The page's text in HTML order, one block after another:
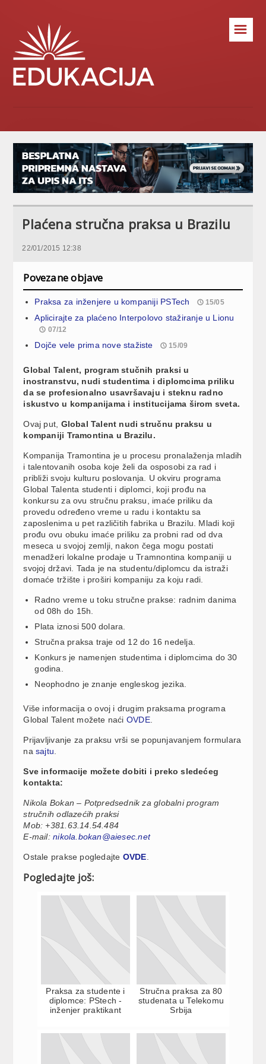
☰
Plaćena stručna praksa u Brazilu
22/01/2015 12:38
Povezane objave
Praksa za inženjere u kompaniji PSTech 15/05
Aplicirajte za plaćeno Interpolovo stažiranje u Lionu
07/12
Dojče vele prima nove stažiste 15/09
Global Talent, program stučnih praksi u
inostranstvu, nudi studentima i diplomcima priliku
da se profesionalno usavršavaju i steknu radno
iskustvo u kompanijama i institucijama širom sveta.
Ovaj put, Global Talent nudi stručnu praksu u
kompaniji Tramontina u Brazilu.
Kompanija Tramontina je u procesu pronalaženja mladih
i talentovanih osoba koje želi da osposobi za rad i
približi svoju kulturu poslovanja. U okviru programa
Global Talenta studenti i diplomci, koji prođu na
konkursu za ovu stručnu praksu, imaće priliku da
provedu određeno vreme u radu i kontaktu sa
zaposlenima u pet različitih fabrika u Brazilu. Mladi koji
prođu ovu obuku imaće priliku za probni rad od dva
meseca u svojoj zemlji, nakon čega mogu postati
menadžeri lokalne prodaje u Tramnontina kompaniji u
svojoj državi. Tada je na studentu/diplomcu da istraži
domaće tržište i proširi kompaniju za koju radi.
Radno vreme u toku stručne prakse: radnim danima
od 08h do 15h.
Plata iznosi 500 dolara.
Stručna praksa traje od 12 do 16 nedelja.
Konkurs je namenjen studentima i diplomcima do 30
godina.
Neophodno je znanje engleskog jezika.
Više informacija o ovoj i drugim praksama programa
Global Talent možete naći OVDE.
Prijavljivanje za praksu vrši se popunjavanjem formulara
nasajtu
Sve informacije možete dobiti i preko sledećeg
kontakta:
Nikola Bokan – Potpredsednik za globalni program
stručnih odlazećih praksi
Mob: +381.63.14.54.484
E-mail:nikola.bokan@aiesec.net
Ostale prakse pogledajte OVDE
Pogledajte još:
Praksa za studente i
diplomce: PStech -
inženjer praktikant
Stručna praksa za 80
studenata u Telekomu
Srbija